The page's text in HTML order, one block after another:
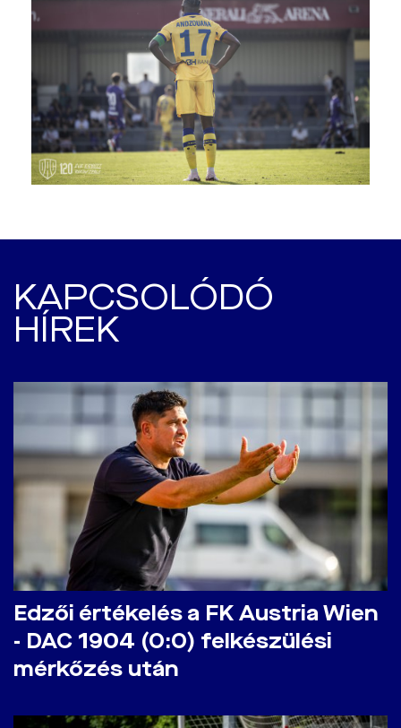
KAPCSOLÓDÓ
HÍREK
Edzői értékelés a FK Austria Wien
- DAC 1904 (0:0) felkészülési
mérkőzés után